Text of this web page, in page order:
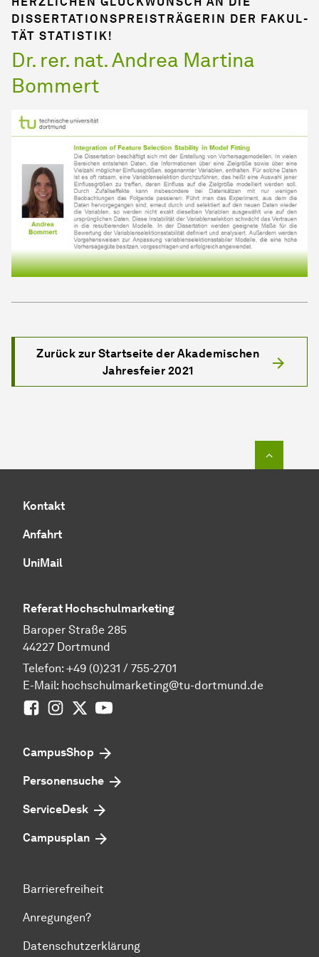
DISSERTATIONSPREISTRÄGERIN DER FA­KUL­
TÄT STATISTIK!
Dr. rer. nat. Andrea Martina
Bommert
Zurück zur Startseite der Akademischen
Jahresfeier 2021
Kontakt
Anfahrt
UniMail
Referat Hochschulmarketing
Baroper Straße 285
44227 Dortmund
Telefon: +49 (0)231 / 755-2701
E-Mail: hochschulmarketing@tu-dortmund.de
FacebookInstagram
TwitterYoutube
CampusShop
Personensuche
ServiceDesk
Campusplan
Barrierefreiheit
Anregungen?
Datenschutzerklärung